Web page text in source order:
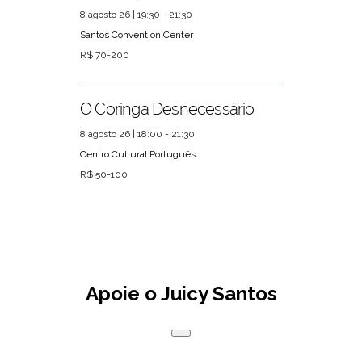
8 agosto 26 | 19:30 - 21:30
Santos Convention Center
R$ 70-200
O Coringa Desnecessário
8 agosto 26 | 18:00 - 21:30
Centro Cultural Português
R$ 50-100
Apoie o Juicy Santos